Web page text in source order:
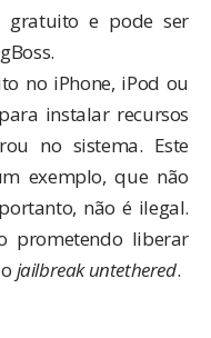
gratuito e pode ser
no iPhone, iPod ou
instalar recursos
no sistema. Este
exemplo, que não
não é ilegal.
prometendo liberar
jailbreak untethered.